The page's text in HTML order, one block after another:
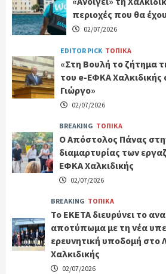
περιοχές που θα
02/07/2026
EDITOR PICK ΤΟΠΙΚΑ
«Στη Βουλή το ζήτημα
του e-ΕΦΚΑ Χαλκιδικής
Γιώργο»
02/07/2026
BREAKING ΤΟΠΙΚΑ
Ο Απόστολος Πάνας
διαμαρτυρίας των
ΕΦΚΑ Χαλκιδικής
02/07/2026
BREAKING ΤΟΠΙΚΑ
Το ΕΚΕΤΑ διευρύνει το
αποτύπωμα με τη νέα
ερευνητική υποδομή στο
Χαλκιδικής
02/07/2026